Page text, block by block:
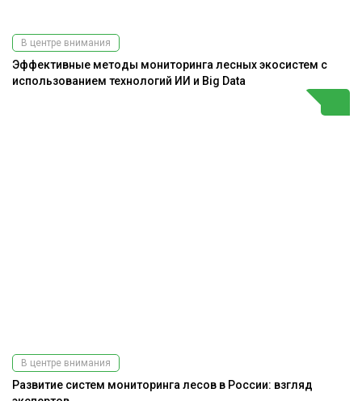
В центре внимания
Эффективные методы мониторинга лесных экосистем с
использованием технологий ИИ и Big Data
В центре внимания
Развитие систем мониторинга лесов в России: взгляд